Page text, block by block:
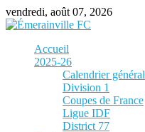
Skip
to
vendredi, août 07, 2026
Accueil
2025-26
Calendrier général
Division 1
Coupes de France
Ligue IDF
District 77